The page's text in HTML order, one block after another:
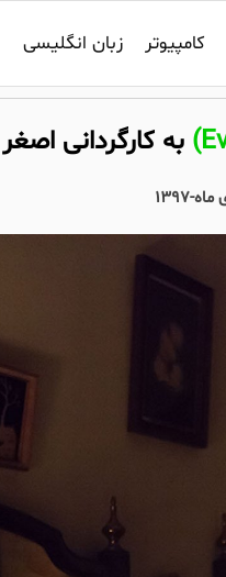
کامپیوتر زبان انگلیسی
به کارگردانی